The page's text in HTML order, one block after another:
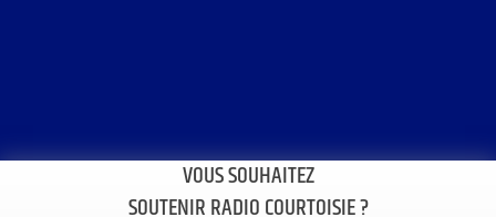
VOUS SOUHAITEZ
SOUTENIR RADIO COURTOISIE ?